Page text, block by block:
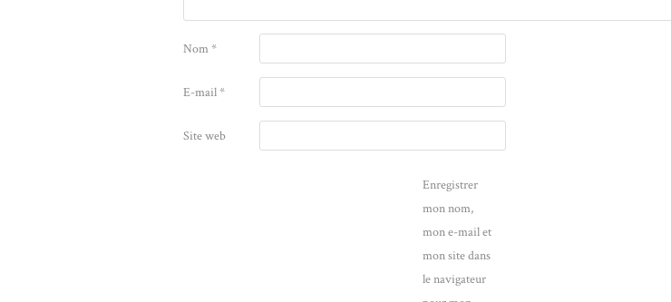
Nom*
E-mail*
Site web
Enregistrer
mon nom,
mon e-mail et
mon site dans
le navigateur